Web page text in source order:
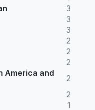
3
3
3
2
2
2
America and
2
2
1